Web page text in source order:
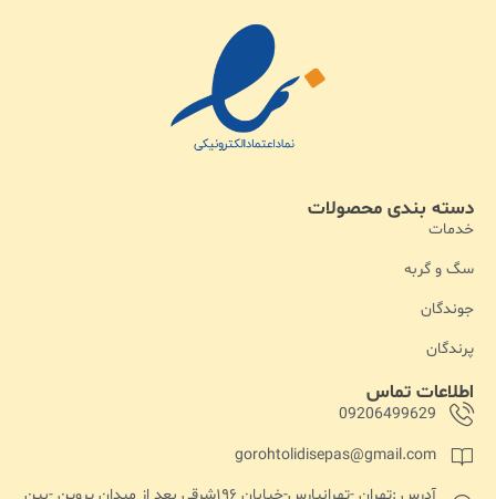
اطلاعات تماس
09206499629
gorohtolidisepas@gmail.com
دسته بندی محصولات
خدمات
سگ و گربه
جوندگان
پرندگان